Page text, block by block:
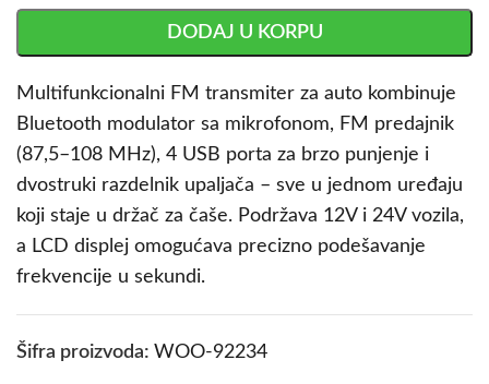
DODAJ U KORPU
Multifunkcionalni FM transmiter za auto kombinuje
Bluetooth modulator sa mikrofonom, FM predajnik
(87,5–108 MHz), 4 USB porta za brzo punjenje i
dvostruki razdelnik upaljača – sve u jednom uređaju
koji staje u držač za čaše. Podržava 12V i 24V vozila,
a LCD displej omogućava precizno podešavanje
frekvencije u sekundi.
Šifra proizvoda: WOO-92234